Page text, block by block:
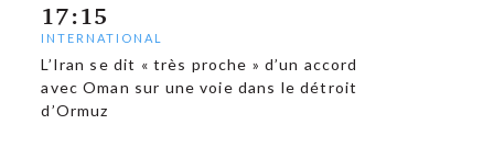
17:15
INTERNATIONAL
L’Iran se dit « très proche » d’un accord
avec Oman sur une voie dans le détroit
d’Ormuz